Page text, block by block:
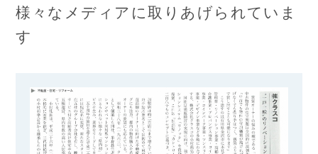
様々なメディアに取りあげられていま
す